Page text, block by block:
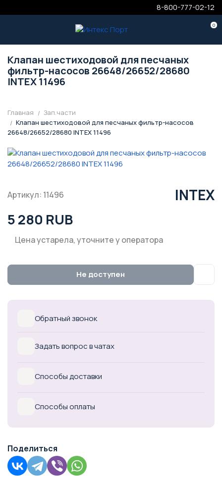
8-800-777-02-12
0
Клапан шестиходовой для песчаных
фильтр-насосов 26648/26652/28680
INTEX 11496
Главная
Зап.части
Клапан шестиходовой для песчаных фильтр-насосов
26648/26652/28680 INTEX 11496
Артикул: 11496 INTEX
5 280 RUB
Цена устарела, уточните у оператора
Не доступен
Обратный звонок
Задать вопрос в чатах
Способы доставки
Способы оплаты
Поделиться